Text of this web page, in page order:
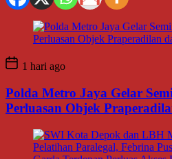
1 hari ago
Polda Metro Jaya Gelar
Perluasan Objek